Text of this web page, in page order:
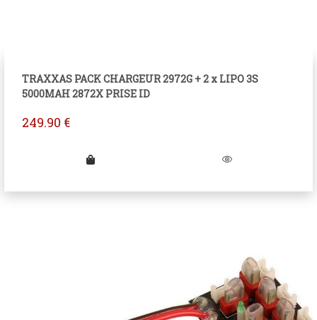
TRAXXAS PACK CHARGEUR 2972G + 2 x LIPO 3S
5000MAH 2872X PRISE ID
249.90 €